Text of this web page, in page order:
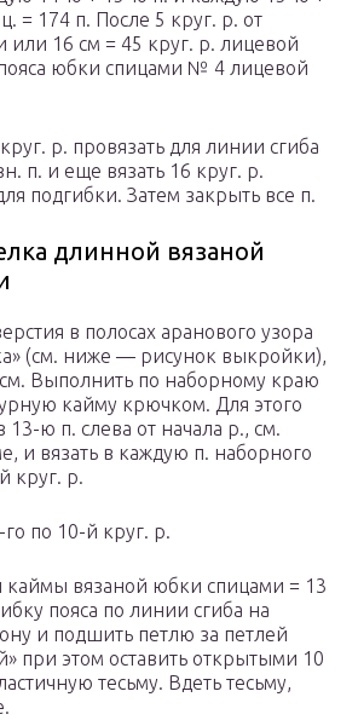
= 174 п. После 5 круг. р. от
или 16 см = 45 круг. р. лицевой
пояса юбки спицами № 4 лицевой
р. провязать для линии сгиба
п. и еще вязать 16 круг. р.
подгибки. Затем закрыть все п.
длинной вязаной
в полосах аранового узора
(см. ниже — рисунок выкройки),
Выполнить по наборному краю
кайму крючком. Для этого
13-ю п. слева от начала р., см.
и вязать в каждую п. наборного
круг. р.
го по 10-й круг. р.
вязаной юбки спицами = 13
пояса по линии сгиба на
и подшить петлю за петлей
при этом оставить открытыми 10
тесьму. Вдеть тесьму,